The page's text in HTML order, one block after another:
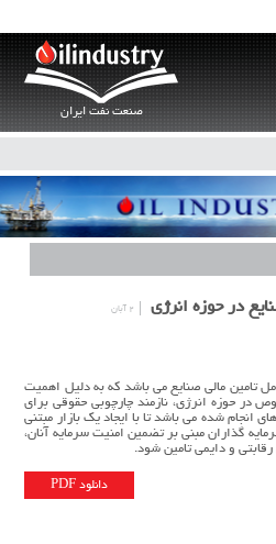
صنعت نفت ایران
در حوزه انرژی ۲ آبان
تامین مالی صنایع می باشد که به دلیل اهمیت
در حوزه انرژی، نازمند چارچوبی حقوقی برای
انجام شده می باشد تا با ایجاد یک بازار مبتنی
گذاران مبنی بر تضمین امنیت سرمایه آنان،
رقابتی و دایمی تامین شود.
دانلود PDF